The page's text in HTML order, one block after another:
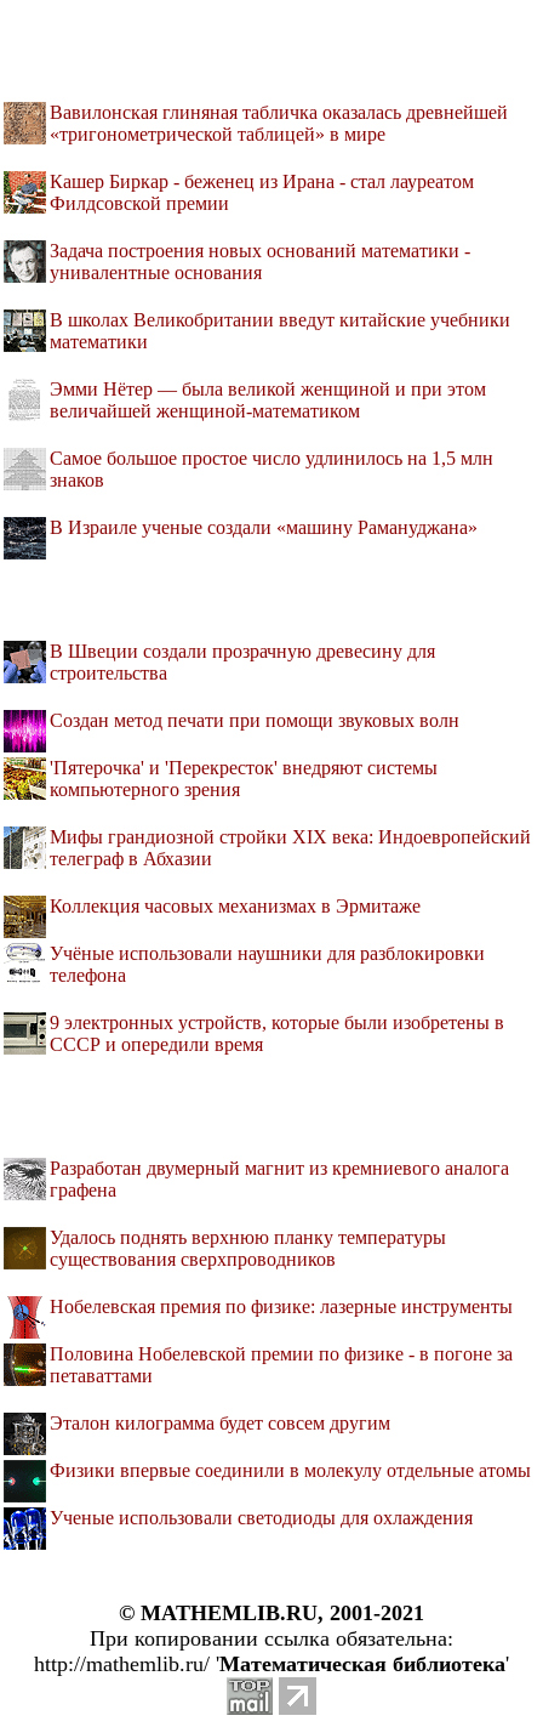
Вавилонская глиняная табличка оказалась древнейшей
«тригонометрической таблицей» в мире
Кашер Биркар - беженец из Ирана - стал лауреатом
Филдсовской премии
Задача построения новых оснований математики -
унивалентные основания
В школах Великобритании введут китайские учебники
математики
Эмми Нётер — была великой женщиной и при этом
величайшей женщиной-математиком
Самое большое простое число удлинилось на 1,5 млн
знаков
В Израиле ученые создали «машину Рамануджана»
В Швеции создали прозрачную древесину для
строительства
Создан метод печати при помощи звуковых волн
'Пятерочка' и 'Перекресток' внедряют системы
компьютерного зрения
Мифы грандиозной стройки XIX века: Индоевропейский
телеграф в Абхазии
Коллекция часовых механизмах в Эрмитаже
Учёные использовали наушники для разблокировки
телефона
9 электронных устройств, которые были изобретены в
СССР и опередили время
Разработан двумерный магнит из кремниевого аналога
графена
Удалось поднять верхнюю планку температуры
существования сверхпроводников
Нобелевская премия по физике: лазерные инструменты
Половина Нобелевской премии по физике - в погоне за
петаваттами
Эталон килограмма будет совсем другим
Физики впервые соединили в молекулу отдельные атомы
Ученые использовали светодиоды для охлаждения
© MATHEMLIB.RU, 2001-2021
При копировании ссылка обязательна:
http://mathemlib.ru/ 'Математическая библиотека'